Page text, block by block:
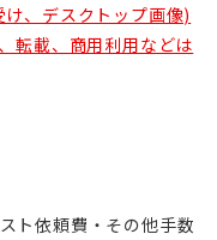
、デスクトップ画像)
転載、商用利用などは
ト依頼費・その他手数